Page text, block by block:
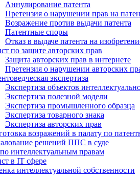
Аннулирование патента
Претензия о нарушении прав на
Возражение против выдачи патента
Патентные споры
Отказ в выдаче патента на
по защите авторских прав
Защита авторских прав в интернете
Претензия о нарушении авторских
экспертиза
Экспертиза объектов
Экспертиза полезной модели
Экспертиза промышленного образца
Экспертиза товарного знака
Экспертиза авторских прав
возражений в палату по
решений ППС в суде
интеллектуальным правам
в IT сфере
интеллектуальной собственности